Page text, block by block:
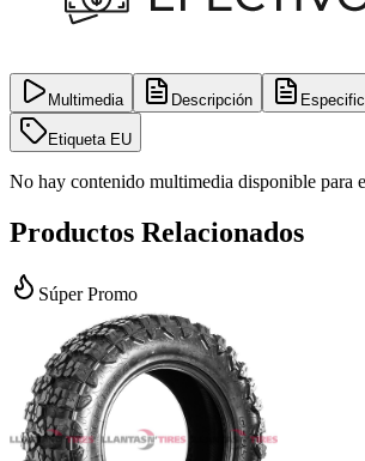
Multimedia Descripción
Etiqueta EU
No hay contenido multimedia disponible para
Productos Relacionados
Súper Promo